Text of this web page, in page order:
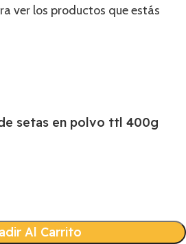
ver los productos que estás
setas en polvo ttl 400g
Al Carrito